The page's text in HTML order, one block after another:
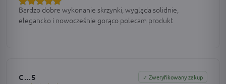
Oceniono5
na 5
Bardzo dobre wykonanie skrzynki, wygląda solidnie,
elegancko i nowocześnie gorąco polecam produkt
C…5 ✓ Zweryfikowany zakup